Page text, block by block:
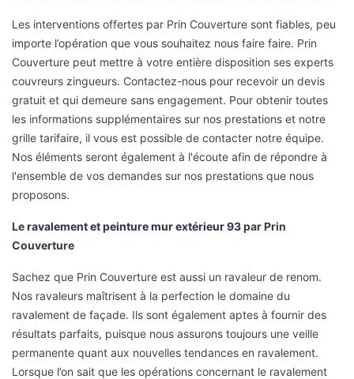
Les interventions offertes par Prin Couverture sont fiables, peu
importe l’opération que vous souhaitez nous faire faire. Prin
Couverture peut mettre à votre entière disposition ses experts
couvreurs zingueurs. Contactez-nous pour recevoir un devis
gratuit et qui demeure sans engagement. Pour obtenir toutes
les informations supplémentaires sur nos prestations et notre
grille tarifaire, il vous est possible de contacter notre équipe.
Nos éléments seront également à l'écoute afin de répondre à
l'ensemble de vos demandes sur nos prestations que nous
proposons.
Leravalement et peinture mur extérieur 93par Prin
Couverture
Sachez que Prin Couverture est aussi un ravaleur de renom.
Nos ravaleurs maîtrisent à la perfection le domaine du
ravalement de façade. Ils sont également aptes à fournir des
résultats parfaits, puisque nous assurons toujours une veille
permanente quant aux nouvelles tendances en ravalement.
Lorsque l’on sait que les opérations concernant le ravalement